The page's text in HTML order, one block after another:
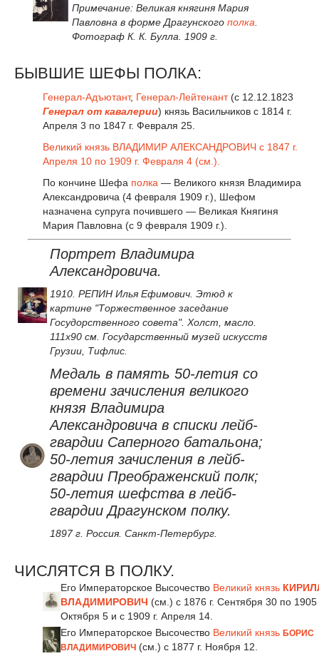
Примечание: Великая княгиня Мария
Павловна в форме Драгунского полка
Фотограф К. К. Булла. 1909 г.
БЫВШИЕ ШЕФЫ ПОЛКА:
Генерал-Адъютант, Генерал-Лейтенант(с 12.12.1823
Генерал от кавалерии) князь Васильчиков с 1814 г.
Апреля 3 по 1847 г. Февраля 25.
Великий князь ВЛАДИМИР АЛЕКСАНДРОВИЧ с 1847 г.
Апреля 10 по 1909 г. Февраля 4 (см.).
По кончине Шефа полка — Великого князя Владимира
Александровича (4 февраля 1909 г.), Шефом
назначена супруга почившего — Великая Княгиня
Мария Павловна (с 9 февраля 1909 г.).
Портрет Владимира
Александровича.
1910. РЕПИН Илья Ефимович. Этюд к
картине "Торжественное заседание
Госудорственного совета". Холст, масло.
111x90 см. Государственный музей искусств
Грузии, Тифлис.
Медаль в память 50-летия со
времени зачисления великого
князя Владимира
Александровича в списки лейб-
гвардии Саперного батальона;
50-летия зачисления в лейб-
гвардии Преображенский полк;
50-летия шефства в лейб-
гвардии Драгунском полку.
1897 г. Россия. Санкт-Петербург.
ЧИСЛЯТСЯ В ПОЛКУ.
Его Императорское Высочество Великий князь
ВЛАДИМИРОВИЧ (см.) с 1876 г. Сентября 30 по 1905
Октября 5 и с 1909 г. Апреля 14.
Его Императорское Высочество Великий князь БОРИС
ВЛАДИМИРОВИЧ (см.) с 1877 г. Ноября 12.